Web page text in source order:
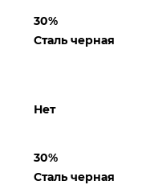
30%
Сталь черная
Нет
30%
Сталь черная